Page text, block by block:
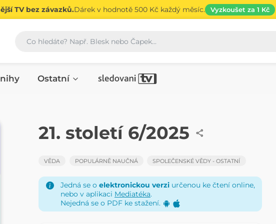
TV bez závazků.Dárek v hodnotě 500 Kč každý měsíc. Vyzkoušet za 1 Kč
Vyhledávání
Ostatní
ČASOPIS
21. století 6/2025
VĚDA POPULÁRNĚ NAUČNÁ SPOLEČENSKÉ VĚDY - OSTATNÍ
Jedná se o elektronickou verzi určenou ke čtení online,
nebo v aplikaci Mediatéka.
Nejedná se o PDF ke stažení.